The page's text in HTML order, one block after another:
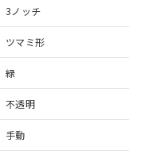
3ノッチ
ツマミ形
緑
不透明
手動